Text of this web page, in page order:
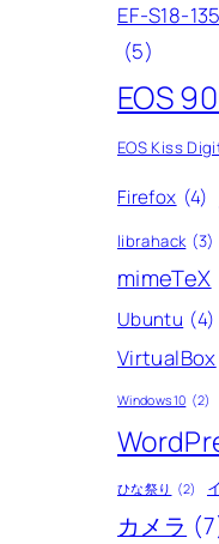
EF-S18-
(5)
EOS
EOS Kiss
Firefox (4)
librahack (3)
mimeTeX
Ubuntu (4)
VirtualBox
Windows10 (2)
ひな祭り (2)
カメラ